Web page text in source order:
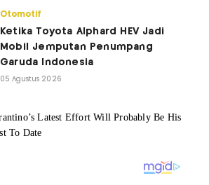
Otomotif
Ketika Toyota Alphard HEV Jadi
Mobil Jemputan Penumpang
Garuda Indonesia
05 Agustus 2026